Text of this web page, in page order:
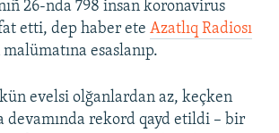
26-nda 798 insan koronavirus
etti, dep haber ete Azatlıq Radiosı
esaslanıp.
evelsi olğanlardan az, keçken
devamında rekord qayd etildi – bir